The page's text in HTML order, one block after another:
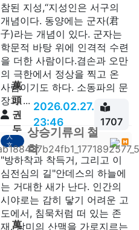
참된 지성,“지성인은 서구의
개념이다. 동양에는 군자(君
子)라는 개념이 있다. 군자는
학문적 바탕 위에 인격적 수련
을 더한 사람이다.겸손과 오만
의 극한에서 정상을 찍고 온
사람이기도 하다. 소동파의 문
장과 ...
萬
頭
권
두
안
2026.02.27.
23:46
1707
人
文
상승기류의 철
학
"방하착과 착득거, 그리고 이
심전심의 길"안데스의 하늘에
는 거대한 새가 난다. 인간의
시야로는 감히 닿기 어려운 고
도에서, 침묵처럼 떠 있는 존
재. 남미의 산맥을 가로지르는
萬